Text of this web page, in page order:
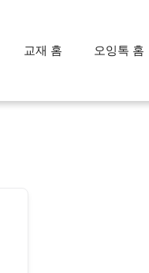
교재 홈 오잉톡 홈